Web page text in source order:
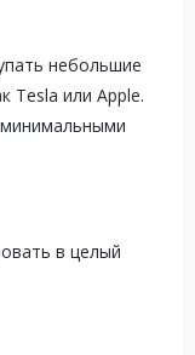
небольшие
Tesla или Apple.
в целый